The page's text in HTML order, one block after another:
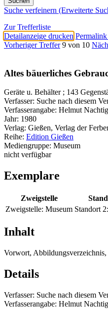
Suche verfeinern (Erweiterte
Zur Trefferliste
Detailanzeige drucken
Vorheriger Treffer 9 von 10
Altes bäuerliches
Geräte u. Behälter ; 143
Verfasser: Suche nach diesem
Verfasserangabe: Helmut
Jahr: 1980
Verlag: Gießen, Verlag der
Reihe: Edition Gießen
Mediengruppe: Museum
nicht verfügbar
Exemplare
Zweigstelle
Zweigstelle: Museum Standort 2:
Inhalt
Vorwort, Abbildungsverzeichnis,
Details
Verfasser: Suche nach diesem
Verfasserangabe: Helmut